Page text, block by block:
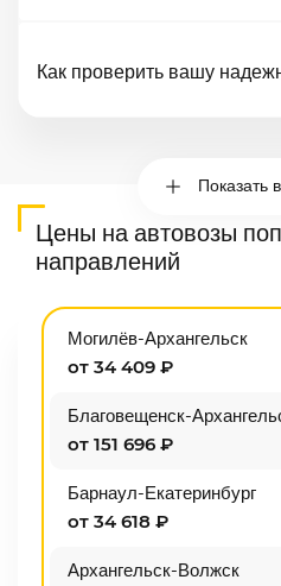
Как проверить вашу
Показать
Цены на автовозы
направлений
Могилёв-Архангельск
от 34 409 ₽
Благовещенск-
от 151 696 ₽
Барнаул-Екатеринбург
от 34 618 ₽
Архангельск-Волжск